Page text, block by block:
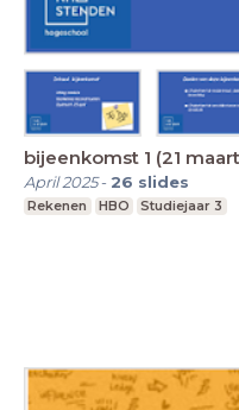
bijeenkomst 1 (21
April 2025- 26 slides
Rekenen HBO Studiejaar 3